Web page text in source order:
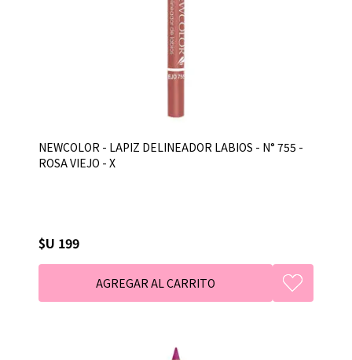
NEWCOLOR - LAPIZ DELINEADOR LABIOS - N° 755 -
ROSA VIEJO - X
$U 199